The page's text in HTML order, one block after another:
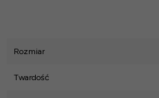
Rozmiar
Twardość